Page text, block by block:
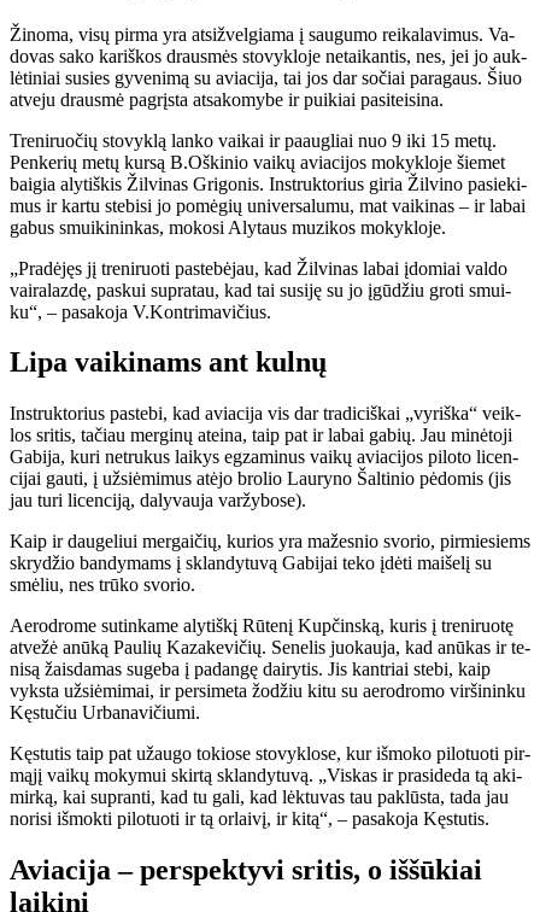
Ži­no­ma, vi­sų pir­ma yra at­si­žvel­gia­ma į sau­gu­mo rei­ka­la­vi­mus. Va­
do­vas sa­ko ka­riš­kos draus­mės sto­vyk­lo­je ne­tai­kan­tis, nes, jei jo auk­
lė­ti­niai su­si­es gy­ve­ni­mą su avia­ci­ja, tai jos dar so­čiai pa­ra­gaus. Šiuo
at­ve­ju draus­mė pa­grįs­ta at­sa­ko­my­be ir pui­kiai pa­si­tei­si­na.
Tre­ni­ruo­čių sto­vyk­lą lan­ko vai­kai ir pa­aug­liai nuo 9 iki 15 me­tų.
Pen­ke­rių me­tų kur­są B.Oš­ki­nio vai­kų avia­ci­jos mo­kyk­lo­je šie­met
bai­gia aly­tiš­kis Žil­vi­nas Gri­go­nis. In­struk­to­rius gi­ria Žil­vi­no pa­sie­ki­
mus ir kar­tu ste­bi­si jo po­mė­gių uni­ver­sa­lu­mu, mat vai­ki­nas – ir la­bai
ga­bus smui­ki­nin­kas, mo­ko­si Aly­taus mu­zi­kos mo­kyk­lo­je.
„Pra­dė­jęs jį tre­ni­ruo­ti pa­ste­bė­jau, kad Žil­vi­nas la­bai įdo­miai val­do
vai­ra­laz­dę, pas­kui su­pra­tau, kad tai su­si­ję su jo įgū­džiu gro­ti smui­
ku“, – pa­sa­ko­ja V.Kon­tri­ma­vi­čius.
Lipa vaikinams ant kulnų
Instruktorius pa­ste­bi, kad avia­ci­ja vis dar tra­di­ciš­kai „vy­riš­ka“ veik­
los sri­tis, ta­čiau mer­gi­nų at­ei­na, taip pat ir la­bai ga­bių. Jau mi­nė­to­ji
Ga­bi­ja, ku­ri ne­tru­kus lai­kys eg­za­mi­nus vai­kų avia­ci­jos pi­lo­to li­cen­
ci­jai gau­ti, į už­si­ė­mi­mus at­ėjo bro­lio Lau­ry­no Šal­ti­nio pė­do­mis (jis
jau tu­ri li­cen­ci­ją, da­ly­vau­ja var­žy­bo­se).
Kaip ir dau­ge­liui mer­gai­čių, ku­rios yra ma­žes­nio svo­rio, pir­mie­siems
skry­džio ban­dy­mams į sklan­dy­tu­vą Ga­bi­jai te­ko įdė­ti mai­še­lį su
smė­liu, nes trū­ko svo­rio.
Ae­ro­dro­me su­tin­ka­me aly­tiš­kį Rū­te­nį Kup­čins­ką, ku­ris į tre­ni­ruo­tę
at­ve­žė anū­ką Pau­lių Ka­za­ke­vi­čių. Se­ne­lis juo­kau­ja, kad anū­kas ir te­
ni­są žais­da­mas su­ge­ba į pa­dan­gę dai­ry­tis. Jis kan­triai ste­bi, kaip
vyks­ta už­si­ė­mi­mai, ir per­si­me­ta žo­džiu ki­tu su ae­ro­dro­mo vir­ši­nin­ku
Kęs­tu­čiu Ur­ba­na­vi­čiu­mi.
Kęs­tu­tis taip pat už­au­go to­kio­se sto­vyk­lo­se, kur iš­mo­ko pi­lo­tuo­ti pir­
mą­jį vai­kų mo­ky­mui skir­tą sklan­dy­tu­vą. „Vis­kas ir pra­si­de­da tą aki­
mir­ką, kai su­pran­ti, kad tu ga­li, kad lėk­tu­vas tau pa­klūs­ta, ta­da jau
no­ri­si iš­mok­ti pi­lo­tuo­ti ir tą or­lai­vį, ir ki­tą“, – pa­sa­ko­ja Kęs­tu­tis.
Aviacija – perspektyvi sritis, o iššūkiai
laikini